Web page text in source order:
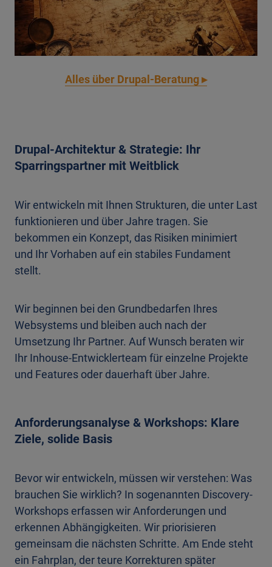
Alles über Drupal-Beratung ▸
Drupal-Architektur & Strategie: Ihr
Sparringspartner mit Weitblick
Wir entwickeln mit Ihnen Strukturen, die unter Last
funktionieren und über Jahre tragen. Sie
bekommen ein Konzept, das Risiken minimiert
und Ihr Vorhaben auf ein stabiles Fundament
stellt.
Wir beginnen bei den Grundbedarfen Ihres
Websystems und bleiben auch nach der
Umsetzung Ihr Partner. Auf Wunsch beraten wir
Ihr Inhouse-Entwicklerteam für einzelne Projekte
und Features oder dauerhaft über Jahre.
Anforderungsanalyse & Workshops: Klare
Ziele, solide Basis
Bevor wir entwickeln, müssen wir verstehen: Was
brauchen Sie wirklich? In sogenannten Discovery-
Workshops erfassen wir Anforderungen und
erkennen Abhängigkeiten. Wir priorisieren
gemeinsam die nächsten Schritte. Am Ende steht
ein Fahrplan, der teure Korrekturen später